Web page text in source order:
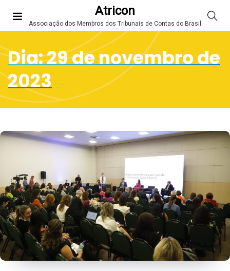
Atricon
Associação dos Membros dos Tribunais de Contas do Brasil
Dia:29 de novembro de
2023